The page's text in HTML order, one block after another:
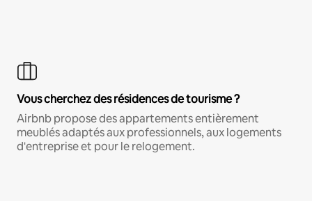
Vous cherchez des résidences de tourisme ?
Airbnb propose des appartements entièrement
meublés adaptés aux professionnels, aux logements
d'entreprise et pour le relogement.